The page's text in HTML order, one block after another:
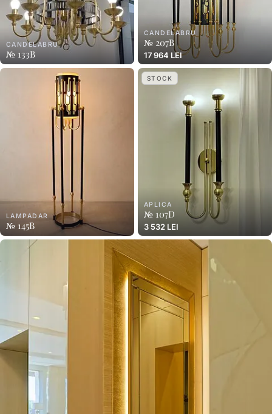
CANDELABRU
№ 133B
CANDELABRU
№ 207B
17 964 LEI
LAMPADAR
№ 145B
STOCK
APLICA
№ 107D
3 532 LEI